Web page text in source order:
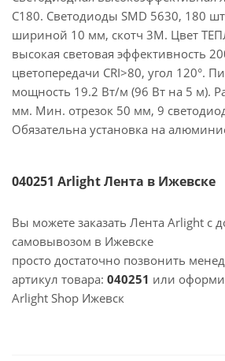
C180. Светодиоды SMD 5630, 180
шириной 10 мм, скотч 3M. Цвет
высокая световая эффективность
цветопередачи CRI>80, угол 120°.
мощность 19.2 Вт/м (96 Вт на 5 м).
мм. Мин. отрезок 50 мм, 9
Обязательна установка на
040251 Arlight Лента в Ижевске
Вы можете заказать Лента Arlight с
самовывозом в Ижевске
просто достаточно позвонить
артикул товара: 040251 или
Arlight Shop Ижевск